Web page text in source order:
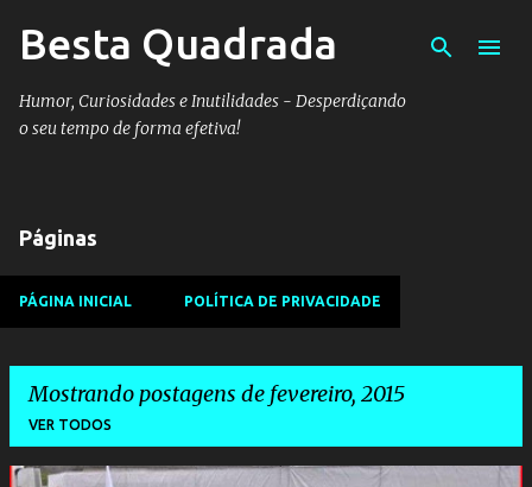
Pular para o conteúdo principal
Besta Quadrada
Humor, Curiosidades e Inutilidades - Desperdiçando
o seu tempo de forma efetiva!
Páginas
PÁGINA INICIAL POLÍTICA DE PRIVACIDADE
Mostrando postagens de fevereiro, 2015
VER TODOS